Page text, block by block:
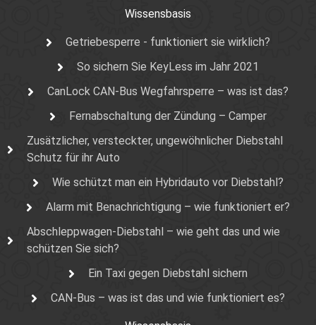
Wissensbasis
Getriebesperre - funktioniert sie wirklich?
So sichern Sie KeyLess im Jahr 2021
CanLock CAN-Bus Wegfahrsperre – was ist das?
Fernabschaltung der Zündung – Camper
Zusätzlicher, versteckter, ungewöhnlicher Diebstahl
Schutz für ihr Auto
Wie schützt man ein Hybridauto vor Diebstahl?
Alarm mit Benachrichtigung – wie funktioniert er?
Abschleppwagen-Diebstahl – wie geht das und wie
schützen Sie sich?
Ein Taxi gegen Diebstahl sichern
CAN-Bus – was ist das und wie funktioniert es?